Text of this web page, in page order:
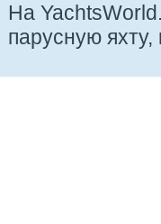
На
парусную